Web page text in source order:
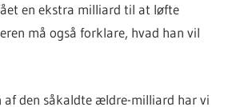
en ekstra milliard til at løfte
må også forklare, hvad han vil
af den såkaldte ældre-milliard har vi